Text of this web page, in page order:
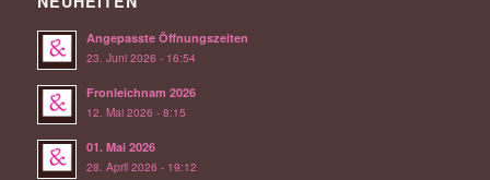
Angepasste Öffnungszeiten
23. Juni 2026 - 16:54
Fronleichnam 2026
12. Mai 2026 - 8:15
01. Mai 2026
28. April 2026 - 19:12